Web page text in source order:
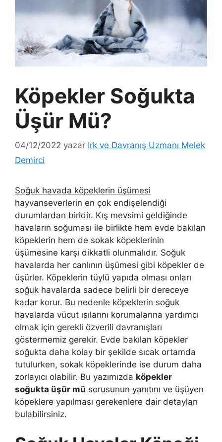
Köpekler Soğukta
Üşür Mü?
04/12/2022 yazar Irk ve Davranış Uzmanı Melek
Demirci
Soğuk havada köpeklerin üşümesi
hayvanseverlerin en çok endişelendiği
durumlardan biridir. Kış mevsimi geldiğinde
havaların soğuması ile birlikte hem evde bakılan
köpeklerin hem de sokak köpeklerinin
üşümesine karşı dikkatli olunmalıdır. Soğuk
havalarda her canlının üşümesi gibi köpekler de
üşürler. Köpeklerin tüylü yapıda olması onları
soğuk havalarda sadece belirli bir dereceye
kadar korur. Bu nedenle köpeklerin soğuk
havalarda vücut ısılarını korumalarına yardımcı
olmak için gerekli özverili davranışları
göstermemiz gerekir. Evde bakılan köpekler
soğukta daha kolay bir şekilde sıcak ortamda
tutulurken, sokak köpeklerinde ise durum daha
zorlayıcı olabilir. Bu yazımızda köpekler
soğukta üşür mü sorusunun yanıtını ve üşüyen
köpeklere yapılması gerekenlere dair detayları
bulabilirsiniz.